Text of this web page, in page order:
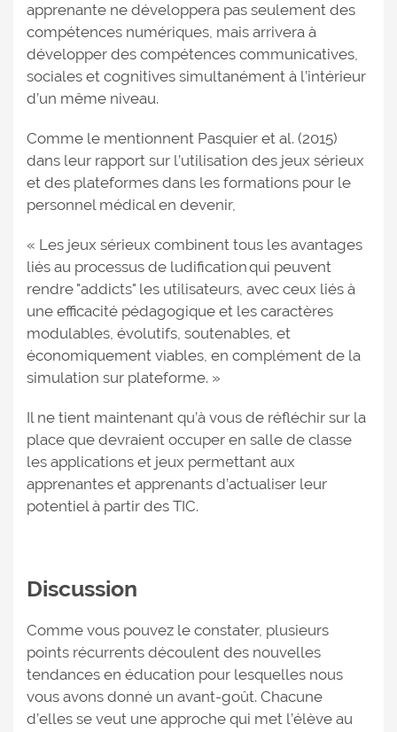
apprenante ne développera pas seulement des
compétences numériques, mais arrivera à
développer des compétences communicatives,
sociales et cognitives simultanément à l’intérieur
d’un même niveau.
Comme le mentionnent Pasquier et al. (2015)
dans leur rapport sur l’utilisation des jeux sérieux
et des plateformes dans les formations pour le
personnel médical en devenir,
« Les jeux sérieux combinent tous les avantages
liés au processus de ludification qui peuvent
rendre "addicts" les utilisateurs, avec ceux liés à
une efficacité pédagogique et les caractères
modulables, évolutifs, soutenables, et
économiquement viables, en complément de la
simulation sur plateforme. »
Il ne tient maintenant qu’à vous de réfléchir sur la
place que devraient occuper en salle de classe
les applications et jeux permettant aux
apprenantes et apprenants d’actualiser leur
potentiel à partir des TIC.
Discussion
Comme vous pouvez le constater, plusieurs
points récurrents découlent des nouvelles
tendances en éducation pour lesquelles nous
vous avons donné un avant-goût. Chacune
d’elles se veut une approche qui met l’élève au